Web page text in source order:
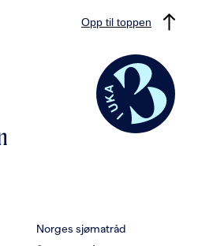
Norges sjømatråd
Opp til toppen